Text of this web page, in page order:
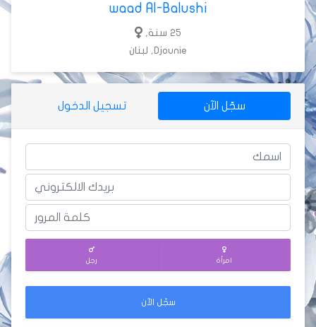
waad Al-Balushi
25 سنة,
Djounie, لبنان
سجّل الآن تسجيل الدخول
امرأة رجل
سجّل الآن